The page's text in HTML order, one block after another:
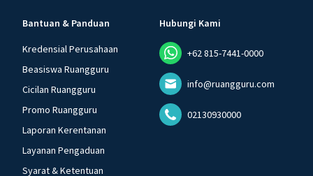
Bantuan & Panduan
Kredensial Perusahaan
Beasiswa Ruangguru
Cicilan Ruangguru
Promo Ruangguru
Laporan Kerentanan
Layanan Pengaduan
Syarat & Ketentuan
Hubungi Kami
+62 815-7441-0000
info@ruangguru.com
02130930000